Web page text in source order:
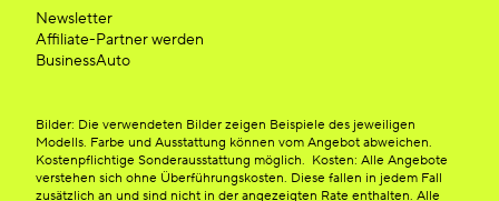
Newsletter
Affiliate-Partner werden
BusinessAuto
Bilder: Die verwendeten Bilder zeigen Beispiele des jeweiligen
Modells. Farbe und Ausstattung können vom Angebot abweichen.
Kostenpflichtige Sonderausstattung möglich. Kosten: Alle Angebote
verstehen sich ohne Überführungskosten. Diese fallen in jedem Fall
zusätzlich an und sind nicht in der angezeigten Rate enthalten. Alle